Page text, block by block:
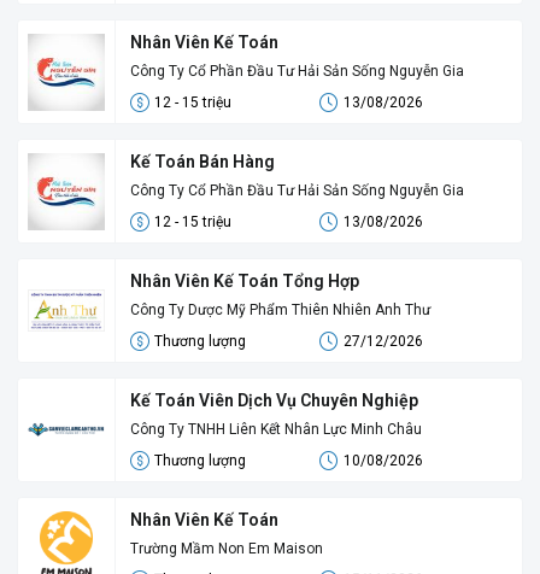
Nhân Viên Kế Toán
Công Ty Cổ Phần Đầu Tư Hải Sản Sống Nguyễn Gia
12 - 15 triệu
13/08/2026
Kế Toán Bán Hàng
Công Ty Cổ Phần Đầu Tư Hải Sản Sống Nguyễn Gia
12 - 15 triệu
13/08/2026
Nhân Viên Kế Toán Tổng Hợp
Công Ty Dược Mỹ Phẩm Thiên Nhiên Anh Thư
Thương lượng
27/12/2026
Kế Toán Viên Dịch Vụ Chuyên Nghiệp
Công Ty TNHH Liên Kết Nhân Lực Minh Châu
Thương lượng
10/08/2026
Nhân Viên Kế Toán
Trường Mầm Non Em Maison